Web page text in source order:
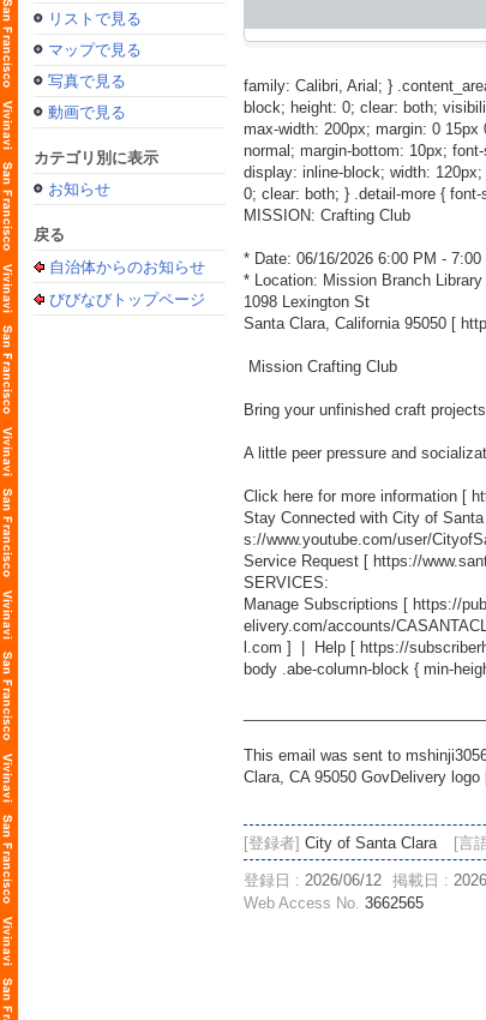
リストで見る
マップで見る
写真で見る
動画で見る
カテゴリ別に表示
お知らせ
戻る
自治体からのお知らせ
びびなびトップページ
family: Calibri, Arial; }
block; height: 0; clear: both;
max-width: 200px; margin: 0
normal; margin-bottom: 10px;
display: inline-block; width:
0; clear: both; } .detail-more {
MISSION: Crafting Club
* Date: 06/16/2026 6:00 PM - 7:00
* Location: Mission Branch Library
1098 Lexington St
Santa Clara, California 95050 [
Mission Crafting Club
Bring your unfinished craft
A little peer pressure and
Click here for more information [
Stay Connected with City of
s://www.youtube.com/user/
Service Request [ https://
SERVICES:
Manage Subscriptions [ https://
elivery.com/accounts/
l.com ] | Help [ https://
body .abe-column-block { min-
This email was sent to
Clara, CA 95050 GovDelivery logo
[登録者] City of Santa Clara [言
登録日 : 2026/06/12 掲載日 :
Web Access No. 3662565